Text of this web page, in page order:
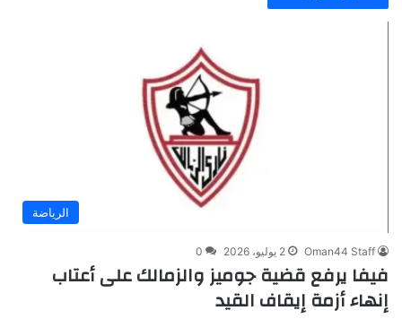
الرياضة
Oman44 Staff 2 يوليو، 2026 0
فيفا يرفع قضية جوميز والزمالك على أعتاب
إنهاء أزمة إيقاف القيد